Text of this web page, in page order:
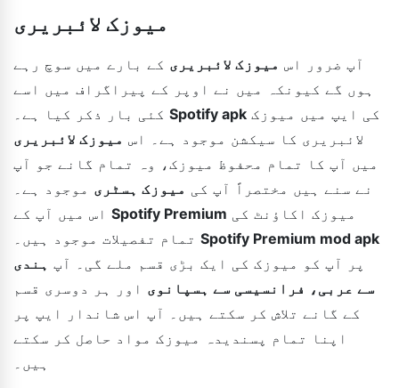
میوزک لائبریری
آپ ضرور اس میوزک لائبریری کے بارے میں سوچ رہے
ہوں گے کیونکہ میں نے اوپر کے پیراگراف میں اسے
Spotify apk
لائبریری کا سیکشن موجود ہے۔ اس میوزک لائبریری
میں آپ کا تمام محفوظ میوزک، وہ تمام گانے جو آپ
نے سنے ہیں مختصراً آپ کی میوزک ہسٹری موجود ہے۔
Spotify Premium
Spotify Premium mod apk
پر آپ کو میوزک کی ایک بڑی قسم ملے گی۔ آپ ہندی
سے عربی، فرانسیسی سے ہسپانوی اور ہر دوسری قسم
کے گانے تلاش کر سکتے ہیں۔ آپ اس شاندار ایپ پر
اپنا تمام پسندیدہ میوزک مواد حاصل کر سکتے
ہیں۔